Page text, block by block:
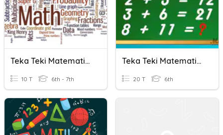
Teka Teki Matematika
10 T 6th - 7th
Teka Teki Matematika
20 T 6th